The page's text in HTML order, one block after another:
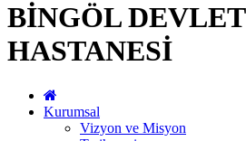
BİNGÖL DEVLET
HASTANESİ
Kurumsal
Vizyon ve Misyon